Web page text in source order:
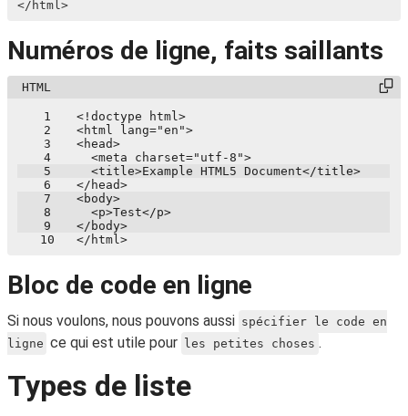
Numéros de ligne, faits saillants
1
2
3
4
5
6
7
8
9
10
Bloc de code en ligne
Si nous voulons, nous pouvons aussi spécifier le code en
ligne ce qui est utile pour les petites choses .
Types de liste